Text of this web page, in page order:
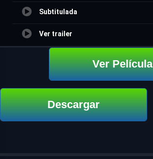
Subtitulada
Ver trailer
Ver Película
Descargar